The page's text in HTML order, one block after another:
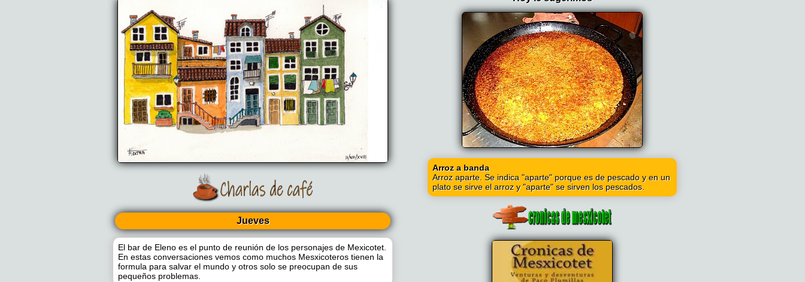
Jueves
El bar de Eleno es el punto de reunión de los personajes de Mexicotet.
En estas conversaciones vemos como muchos Mesxicoteros tienen la
formula para salvar el mundo y otros solo se preocupan de sus
pequeños problemas.
Arroz a banda
Arroz aparte. Se indica "aparte" porque es de pescado y en un
plato se sirve el arroz y "aparte" se sirven los pescados.